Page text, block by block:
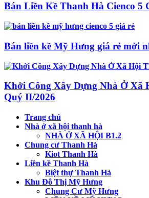
Bán Liền Kề Thanh Hà Cienco 5
Bán liền kề Mỹ Hưng giá rẻ mới
Khởi Công Xây Dựng Nhà Ở Xã
Quý II/2026
Trang chủ
Nhà ở xã hội thanh hà
NHÀ Ở XÃ HỘI B1.2
Chung cư Thanh Hà
Kiot Thanh Hà
Liền kề Thanh Hà
Biệt thự Thanh Hà
Khu Đô Thị Mỹ Hưng
Chung Cư Mỹ Hưng